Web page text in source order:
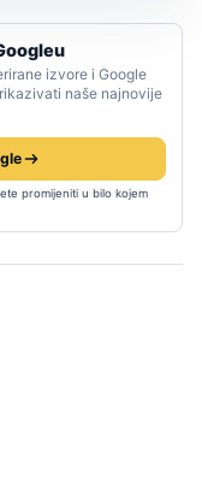
izvore i Google
naše najnovije
promijeniti u bilo kojem